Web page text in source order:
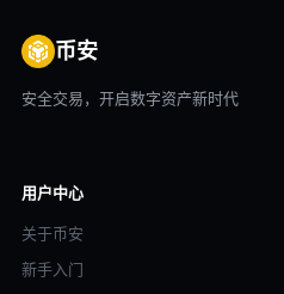
币安
安全交易，开启数字资产新时代
用户中心
关于币安
新手入门